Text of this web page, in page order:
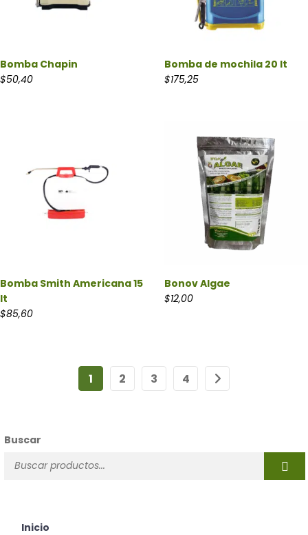
Bomba Chapin
$50,40
Bomba de mochila 20 lt
$175,25
Bomba Smith Americana 15
lt
$85,60
Bonov Algae
$12,00
1 2 3 4
Buscar
Inicio